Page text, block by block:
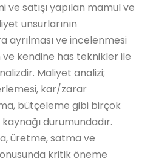
ve satışı yapılan mamul ve
unsurlarının
ayrılması ve incelenmesi
kendine has teknikler ile
Maliyet analizi;
kar/zarar
bütçeleme gibi birçok
durumundadır.
üretme, satma ve
kritik öneme